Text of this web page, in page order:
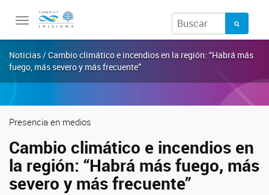
Toggle
Noticias / Cambio climático e incendios en la región: “Habrá más
fuego, más severo y más frecuente”
Presencia en medios
Cambio climático e incendios en
la región: “Habrá más fuego, más
severo y más frecuente”